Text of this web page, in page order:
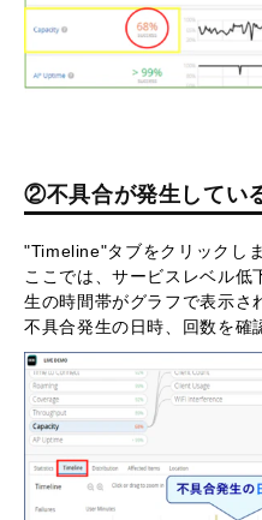
②不具合が発生してい
"Timeline"タブをクリックしま
ここでは、サービスレベル低
生の時間帯がグラフで表示さ
不具合発生の日時、回数を確